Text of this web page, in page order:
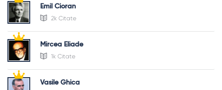
Emil Cioran
2k Citate
Mircea Eliade
1k Citate
Vasile Ghica